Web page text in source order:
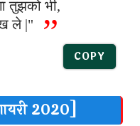
तुझको भी,
ले |"
COPY
2020]